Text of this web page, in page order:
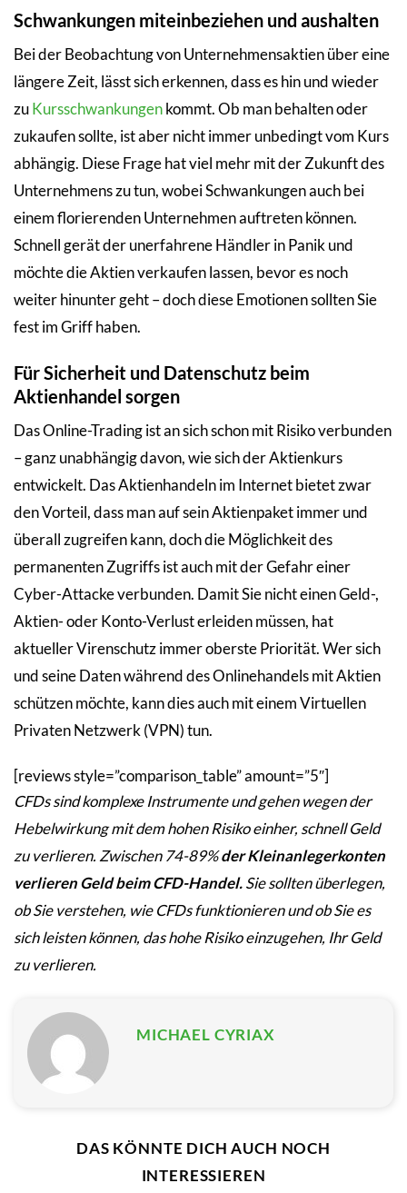
Schwankungen miteinbeziehen und aushalten
Bei der Beobachtung von Unternehmensaktien über eine
längere Zeit, lässt sich erkennen, dass es hin und wieder
zuKursschwankungenkommt. Ob man behalten oder
zukaufen sollte, ist aber nicht immer unbedingt vom Kurs
abhängig. Diese Frage hat viel mehr mit der Zukunft des
Unternehmens zu tun, wobei Schwankungen auch bei
einem florierenden Unternehmen auftreten können.
Schnell gerät der unerfahrene Händler in Panik und
möchte die Aktien verkaufen lassen, bevor es noch
weiter hinunter geht – doch diese Emotionen sollten Sie
fest im Griff haben.
Für Sicherheit und Datenschutz beim
Aktienhandel sorgen
Das Online-Trading ist an sich schon mit Risiko verbunden
– ganz unabhängig davon, wie sich der Aktienkurs
entwickelt. Das Aktienhandeln im Internet bietet zwar
den Vorteil, dass man auf sein Aktienpaket immer und
überall zugreifen kann, doch die Möglichkeit des
permanenten Zugriffs ist auch mit der Gefahr einer
Cyber-Attacke verbunden. Damit Sie nicht einen Geld-,
Aktien- oder Konto-Verlust erleiden müssen, hat
aktueller Virenschutz immer oberste Priorität. Wer sich
und seine Daten während des Onlinehandels mit Aktien
schützen möchte, kann dies auch mit einem Virtuellen
Privaten Netzwerk (VPN) tun.
[reviews style=”comparison_table” amount=”5″]
CFDs sind komplexe Instrumente und gehen wegen der
Hebelwirkung mit dem hohen Risiko einher, schnell Geld
zu verlieren. Zwischen 74-89%der Kleinanlegerkonten
verlieren Geld beim CFD-Handel.Sie sollten überlegen,
ob Sie verstehen, wie CFDs funktionieren und ob Sie es
sich leisten können, das hohe Risiko einzugehen, Ihr Geld
zu verlieren.
MICHAEL CYRIAX
DAS KÖNNTE DICH AUCH NOCH
INTERESSIEREN